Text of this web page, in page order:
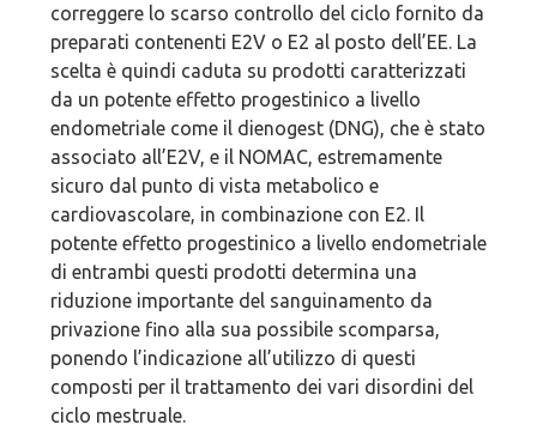
correggere lo scarso controllo del ciclo fornito da
preparati contenenti E2V o E2 al posto dell’EE. La
scelta è quindi caduta su prodotti caratterizzati
da un potente effetto progestinico a livello
endometriale come il dienogest (DNG), che è stato
associato all’E2V, e il NOMAC, estremamente
sicuro dal punto di vista metabolico e
cardiovascolare, in combinazione con E2. Il
potente effetto progestinico a livello endometriale
di entrambi questi prodotti determina una
riduzione importante del sanguinamento da
privazione fino alla sua possibile scomparsa,
ponendo l’indicazione all’utilizzo di questi
composti per il trattamento dei vari disordini del
ciclo mestruale.